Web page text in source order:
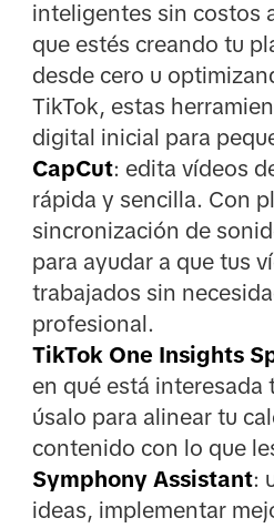
inteligentes sin costos
que estés creando tu
desde cero u
TikTok, estas
digital inicial para
CapCut: edita vídeos
rápida y sencilla. Con
sincronización de
para ayudar a que tus
trabajados sin
profesional.
TikTok One Insights
en qué está interesada
úsalo para alinear tu
contenido con lo que
Symphony Assistant:
ideas, implementar